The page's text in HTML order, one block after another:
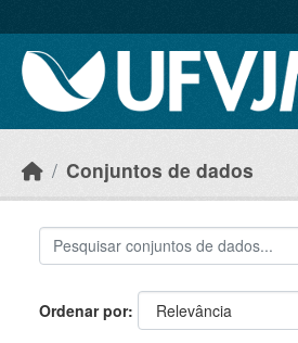
Conjuntos de dados
Ordenar por